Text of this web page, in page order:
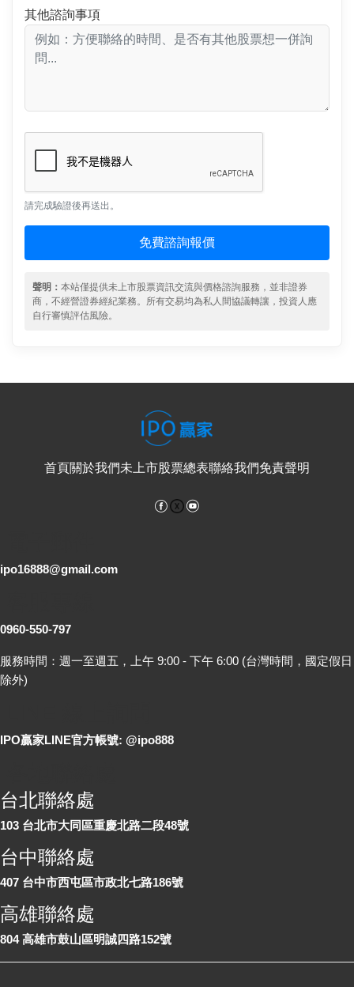
其他諮詢事項
請完成驗證後再送出。
免費諮詢報價
聲明： 本站僅提供未上市股票資訊交流與價格諮詢服務，並非證券
商，不經營證券經紀業務。所有交易均為私人間協議轉讓，投資人應
自行審慎評估風險。
首頁關於我們未上市股票總表聯絡我們免責聲明
Facebook
ipo16888@gmail.com
0960-550-797
服務時間：週一至週五，上午 9:00 - 下午 6:00 (台灣時間，國定假日
除外)
IPO贏家LINE官方帳號: @ipo888
台北聯絡處
103 台北市大同區重慶北路二段48號
台中聯絡處
407 台中市西屯區市政北七路186號
高雄聯絡處
804 高雄市鼓山區明誠四路152號